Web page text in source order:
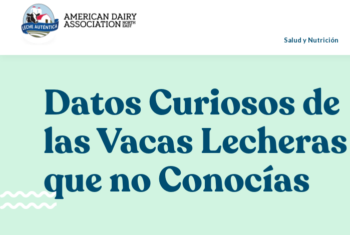
content
Salud y Nutrición
Beneficios de los
Nutrición
Probióticos:
Proteína En
Datos Curiosos de
las Vacas Lecheras
que no Conocías